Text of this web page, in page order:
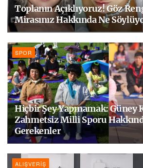
Toplanın Açıklıyoruz! Göz
Mirasınız Hakkında Ne
SPOR
Hiçbir Şey Yapmamak: Güney
Zahmetsiz Milli Sporu
Gerekenler
ALIŞVERIŞ